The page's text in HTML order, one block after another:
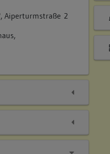
Aiperturmstraße 2